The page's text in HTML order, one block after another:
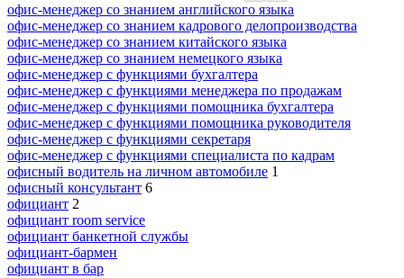
офис-менеджер со знанием английского языка
офис-менеджер со знанием кадрового делопроизводства
офис-менеджер со знанием китайского языка
офис-менеджер со знанием немецкого языка
офис-менеджер с функциями бухгалтера
офис-менеджер с функциями менеджера по продажам
офис-менеджер с функциями помощника бухгалтера
офис-менеджер с функциями помощника руководителя
офис-менеджер с функциями секретаря
офис-менеджер с функциями специалиста по кадрам
офисный водитель на личном автомобиле 1
офисный консультант 6
официант 2
официант room service
официант банкетной службы
официант-бармен
официант в бар